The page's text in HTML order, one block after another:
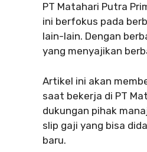
PT Matahari Putra
ini berfokus pada
lain-lain. Dengan
yang menyajikan
Artikel ini akan
saat bekerja di PT
dukungan pihak
slip gaji yang bisa
baru.